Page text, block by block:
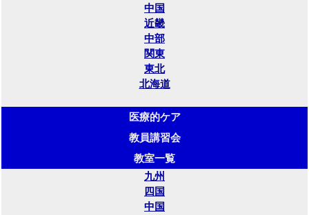
中国
近畿
中部
関東
東北
北海道
医療的ケア
教員講習会
教室一覧
九州
四国
中国